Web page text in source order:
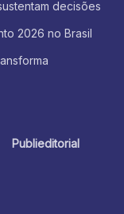
decisões
2026 no Brasil
Publieditorial